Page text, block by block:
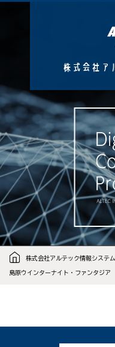
株式会社ア
株式会社アルテック情報システ
島原ウインターナイト・ファンタジア